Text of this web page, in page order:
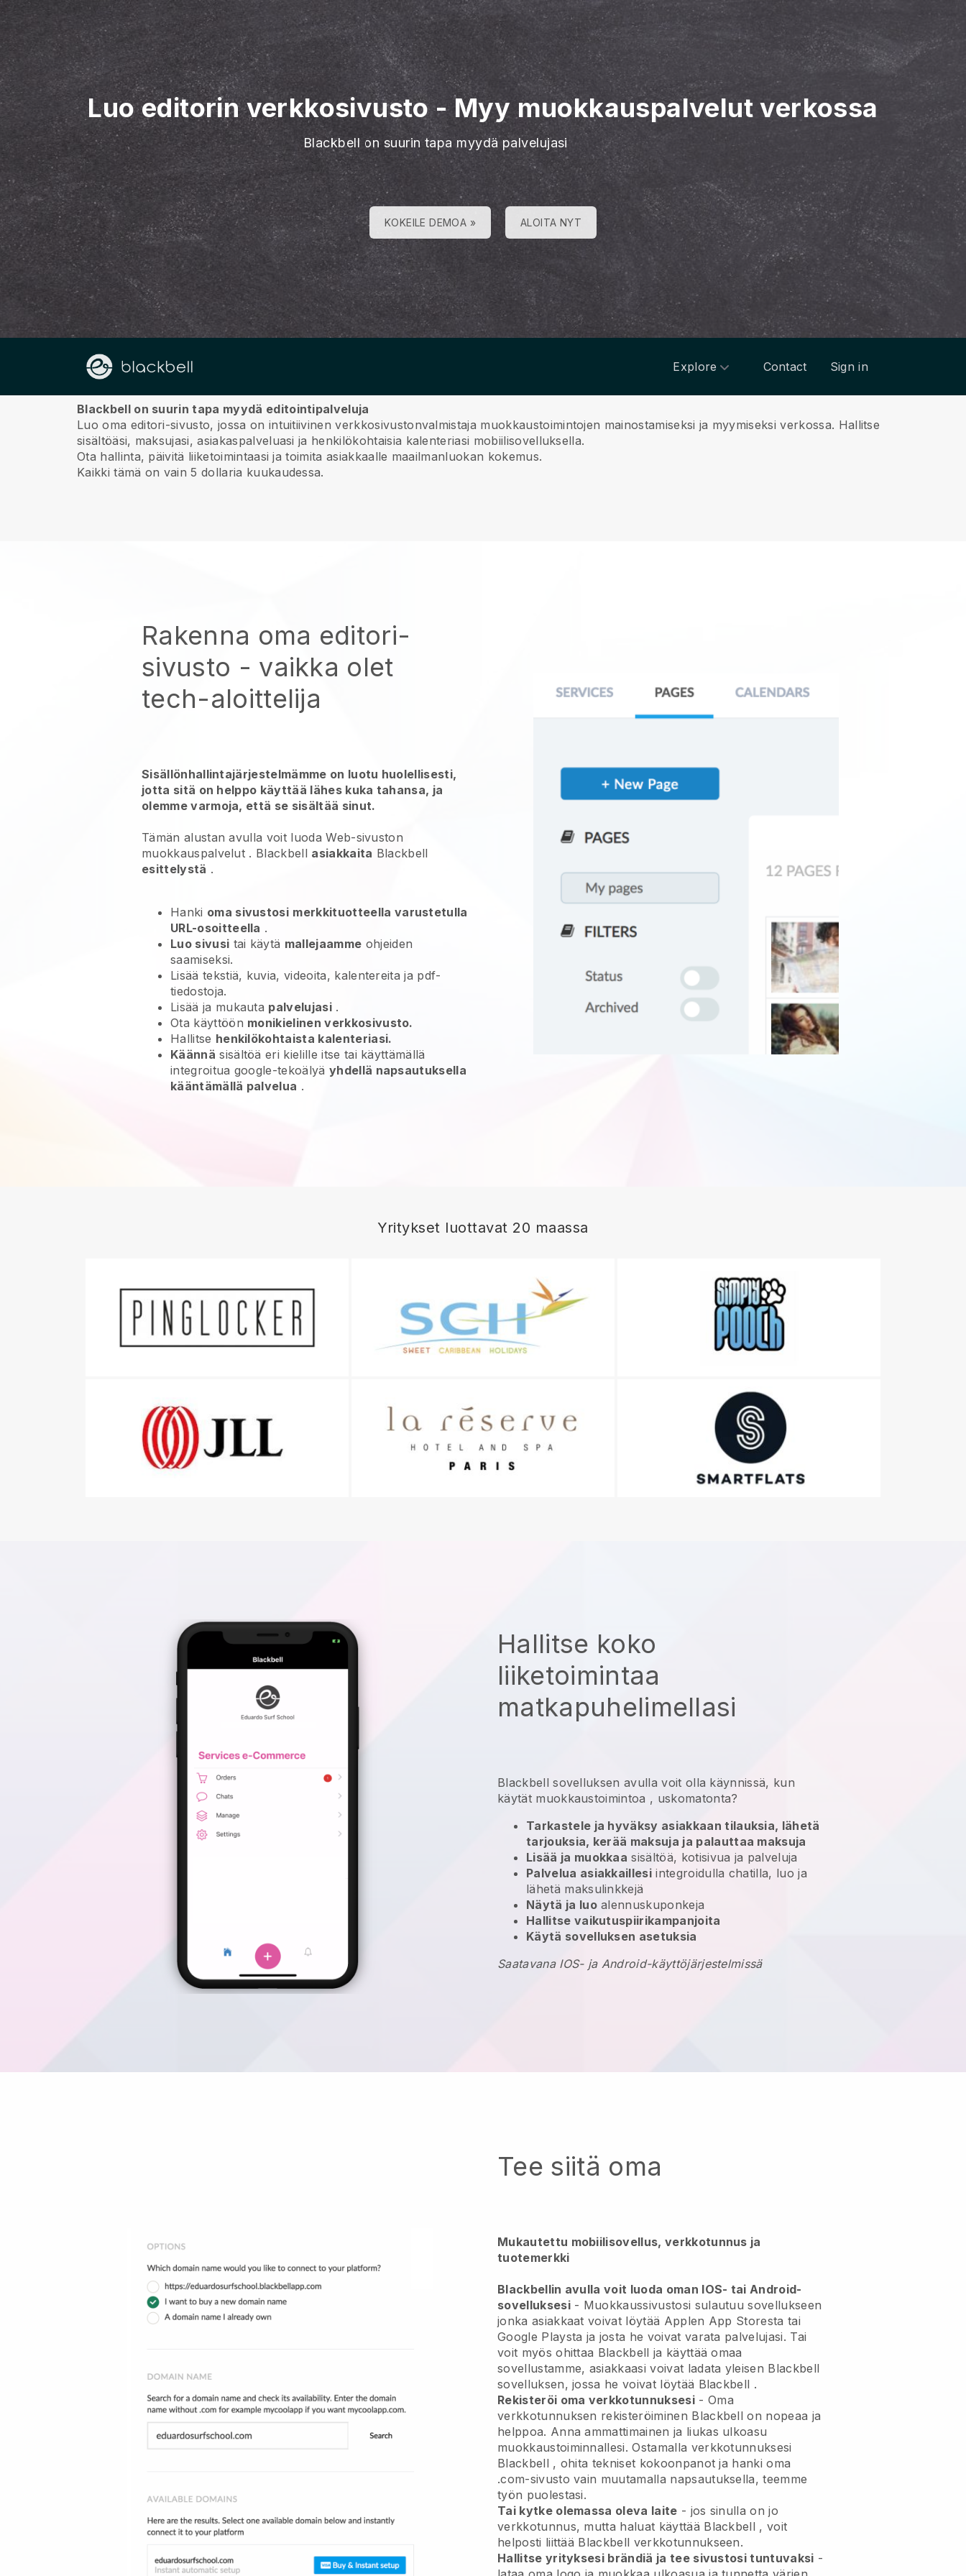
Luo editorin verkkosivusto-Myy muokkauspalvelut verkossa
Blackbell on suurin tapa myydä palvelujasi
KOKEILE DEMOA » ALOITA NYT
Explore Contact Sign in
Meistä
Blackbell on suurin tapa myydä editointipalveluja
Luo oma editori-sivusto, jossa on intuitiivinen verkkosivustonvalmistaja muokkaustoimintojen mainostamiseksi ja myymiseksi verkossa. Hallitse
sisältöäsi, maksujasi, asiakaspalveluasi ja henkilökohtaisia kalenteriasi mobiilisovelluksella.
Ota hallinta, päivitä liiketoimintaasi ja toimita asiakkaalle maailmanluokan kokemus.
Kaikki tämä on vain 5 dollaria kuukaudessa.
Rakenna oma editori-
sivusto - vaikka olet
tech-aloittelija
Sisällönhallintajärjestelmämme on luotu huolellisesti,
jotta sitä on helppo käyttää lähes kuka tahansa, ja
olemme varmoja, että se sisältää sinut.
Tämän alustan avulla voit luoda Web-sivuston
muokkauspalvelut . Blackbell asiakkaita Blackbell
esittelystä .
Hanki oma sivustosi merkkituotteella varustetulla
URL-osoitteella .
Luo sivusi tai käytä mallejaamme ohjeiden
saamiseksi.
Lisää tekstiä, kuvia, videoita, kalentereita ja pdf-
tiedostoja.
Lisää ja mukauta palvelujasi.
Ota käyttöön monikielinen verkkosivusto.
Hallitse henkilökohtaista kalenteriasi.
Käännä sisältöä eri kielille itse tai käyttämällä
integroitua google-tekoälyä yhdellä napsautuksella
kääntämällä palvelua .
Yritykset luottavat 20 maassa
Hallitse koko
liiketoimintaa
matkapuhelimellasi
Blackbell sovelluksen avullavoit olla käynnissä, kun
käytät muokkaustoimintoa , uskomatonta?
Tarkastele ja hyväksy asiakkaan tilauksia, lähetä
tarjouksia, kerää maksuja ja palauttaa maksuja
Lisää ja muokkaa sisältöä, kotisivua ja palveluja
Palvelua asiakkaillesi integroidulla chatilla, luo ja
lähetä maksulinkkejä
Näytä ja luoalennuskuponkeja
Hallitse vaikutuspiirikampanjoita
Käytä sovelluksen asetuksia
Saatavana IOS- ja Android-käyttöjärjestelmissä
Tee siitä oma
Mukautettu mobiilisovellus, verkkotunnus ja
tuotemerkki
Blackbellin avulla voit luoda oman IOS- tai Android-
sovelluksesi- Muokkaussivustosi sulautuu sovellukseen
jonka asiakkaat voivat löytää Applen App Storesta tai
Google Playsta ja josta he voivat varata palvelujasi. Tai
voit myös ohittaa Blackbell ja käyttää omaa
sovellustamme, asiakkaasi voivat ladata yleisen Blackbell
sovelluksen, jossa he voivat löytää Blackbell .
Rekisteröi oma verkkotunnuksesi- Oma
verkkotunnuksen rekisteröiminen Blackbell on nopeaa ja
helppoa. Anna ammattimainen ja liukas ulkoasu
muokkaustoiminnallesi. Ostamalla verkkotunnuksesi
Blackbell , ohita tekniset kokoonpanot ja hanki oma
.com-sivusto vain muutamalla napsautuksella, teemme
työn puolestasi.
Tai kytke olemassa oleva laite - jos sinulla on jo
verkkotunnus, mutta haluat käyttää Blackbell , voit
helposti liittää Blackbell verkkotunnukseen.
Hallitse yrityksesi brändiä ja tee sivustosi tuntuvaksi -